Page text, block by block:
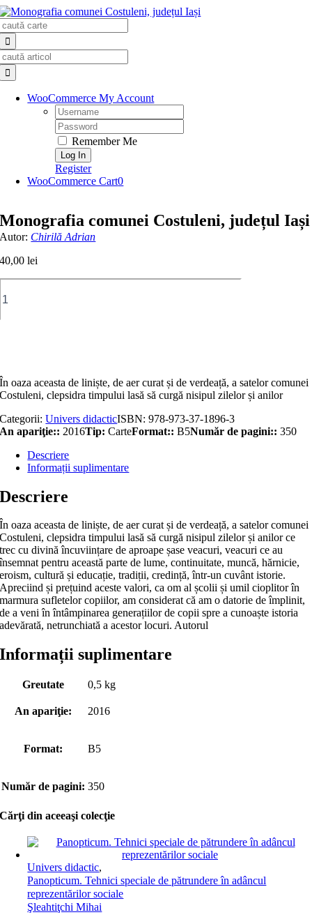
Skip
to
content
WooCommerce My Account
Username:
Password:
Remember Me
Register
WooCommerce Cart0
Monografia comunei Costuleni, județul Iași
Autor: Chirilă Adrian
40,00lei
În oaza aceasta de liniște, de aer curat și de verdeață, a satelor comunei
Costuleni, clepsidra timpului lasă să curgă nisipul zilelor și anilor
Categorii:Univers didacticISBN:978-973-37-1896-3
An apariţie:: 2016Tip: CarteFormat:: B5Număr de pagini:: 350
Descriere
Informații suplimentare
Descriere
În oaza aceasta de liniște, de aer curat și de verdeață, a satelor comunei
Costuleni, clepsidra timpului lasă să curgă nisipul zilelor și anilor ce
trec cu divină încuviințare de aproape șase veacuri, veacuri ce au
însemnat pentru această parte de lume, continuitate, muncă, hărnicie,
eroism, cultură și educație, tradiții, credință, într-un cuvânt istorie.
Apreciind și prețuind aceste valori, ca om al școlii și umil cioplitor în
marmura sufletelor copiilor, am considerat că am o datorie de împlinit,
de a veni în întâmpinarea generațiilor de copii spre a cunoaște istoria
adevărată, netrunchiată a acestor locuri. Autorul
Informații suplimentare
Greutate 0,5 kg
An apariţie: 2016
Format: B5
Număr de pagini: 350
Cărţi din aceeaşi colecţie
Univers didactic,
Panopticum. Tehnici speciale de pătrundere în adâncul
reprezentărilor sociale
Şleahtiţchi Mihai